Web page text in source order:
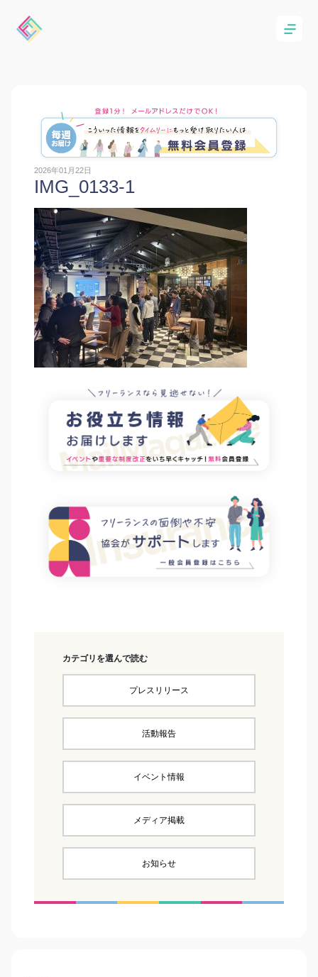
2026年01月22日
IMG_0133-1
カテゴリを選んで読む
プレスリリース
活動報告
イベント情報
メディア掲載
お知らせ